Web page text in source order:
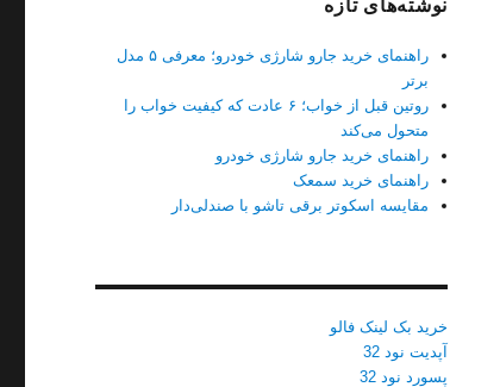
نوشته‌های تازه
راهنمای خرید جارو شارژی خودرو؛ معرفی ۵ مدل
برتر
روتین قبل از خواب؛ ۶ عادت که کیفیت خواب را
متحول می‌کند
راهنمای خرید جارو شارژی خودرو
راهنمای خرید سمعک
مقایسه اسکوتر برقی تاشو با صندلی‌دار
خرید بک لینک فالو
آپدیت نود 32
پسورد نود 32